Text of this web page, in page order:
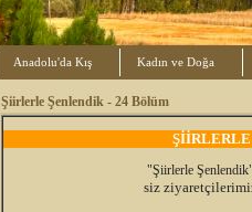
Anadolu'da Kış Kadın ve Doğa
Şiirlerle Şenlendik - 24 Bölüm
ŞİİRLERLE
"Şiirlerle
siz